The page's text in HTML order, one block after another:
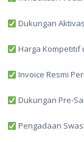
Dukungan
Harga Kompetitif
Invoice Resmi
Dukungan Pre-
Pengadaan